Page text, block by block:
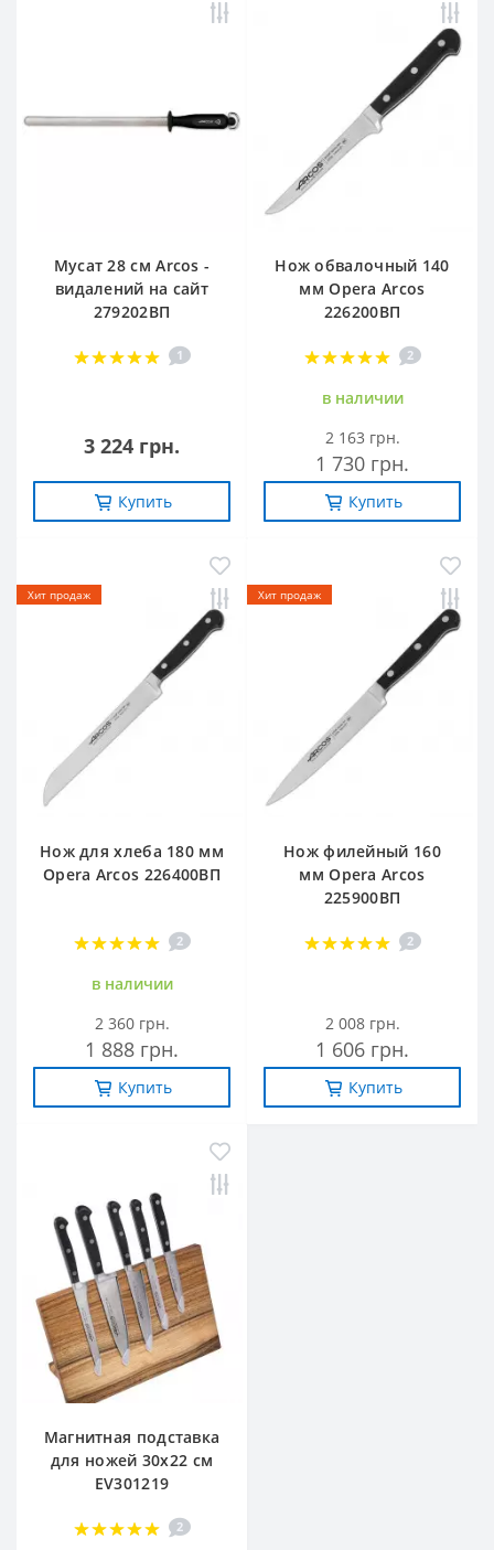
Мусат 28 см Arcos -
видалений на сайт
279202ВП
1
3 224 грн.
Купить
Нож обвалочный 140
мм Opera Arcos
226200ВП
2
в наличии
2 163 грн.
1 730 грн.
Купить
Хит продаж
Нож для хлеба 180 мм
Opera Arcos 226400ВП
2
в наличии
2 360 грн.
1 888 грн.
Купить
Хит продаж
Нож филейный 160
мм Opera Arcos
225900ВП
2
2 008 грн.
1 606 грн.
Купить
Магнитная подставка
для ножей 30х22 см
EV301219
2